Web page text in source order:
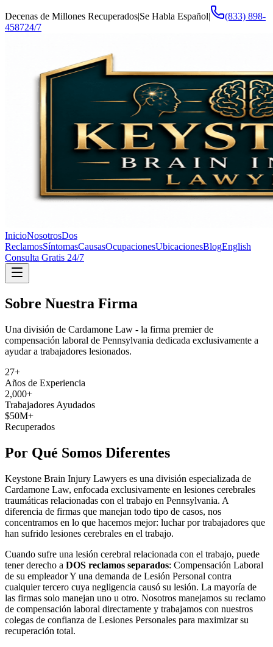
Decenas de Millones Recuperados|Se Habla Español|
(833) 898-
458724/7
InicioNosotrosDos
ReclamosSíntomasCausasOcupacionesUbicacionesBlogEnglish
Consulta Gratis 24/7
Sobre Nuestra Firma
Una división de Cardamone Law - la firma premier de
compensación laboral de Pennsylvania dedicada exclusivamente a
ayudar a trabajadores lesionados.
27+
Años de Experiencia
2,000+
Trabajadores Ayudados
$50M+
Recuperados
Por Qué Somos Diferentes
Keystone Brain Injury Lawyers es una división especializada de
Cardamone Law, enfocada exclusivamente en lesiones cerebrales
traumáticas relacionadas con el trabajo en Pennsylvania. A
diferencia de firmas que manejan todo tipo de casos, nos
concentramos en lo que hacemos mejor: luchar por trabajadores que
han sufrido lesiones cerebrales en el trabajo.
Cuando sufre una lesión cerebral relacionada con el trabajo, puede
tener derecho a DOS reclamos separados: Compensación Laboral
de su empleador Y una demanda de Lesión Personal contra
cualquier tercero cuya negligencia causó su lesión. La mayoría de
las firmas solo manejan uno u otro. Nosotros manejamos su reclamo
de compensación laboral directamente y trabajamos con nuestros
colegas de confianza de Lesiones Personales para maximizar su
recuperación total.